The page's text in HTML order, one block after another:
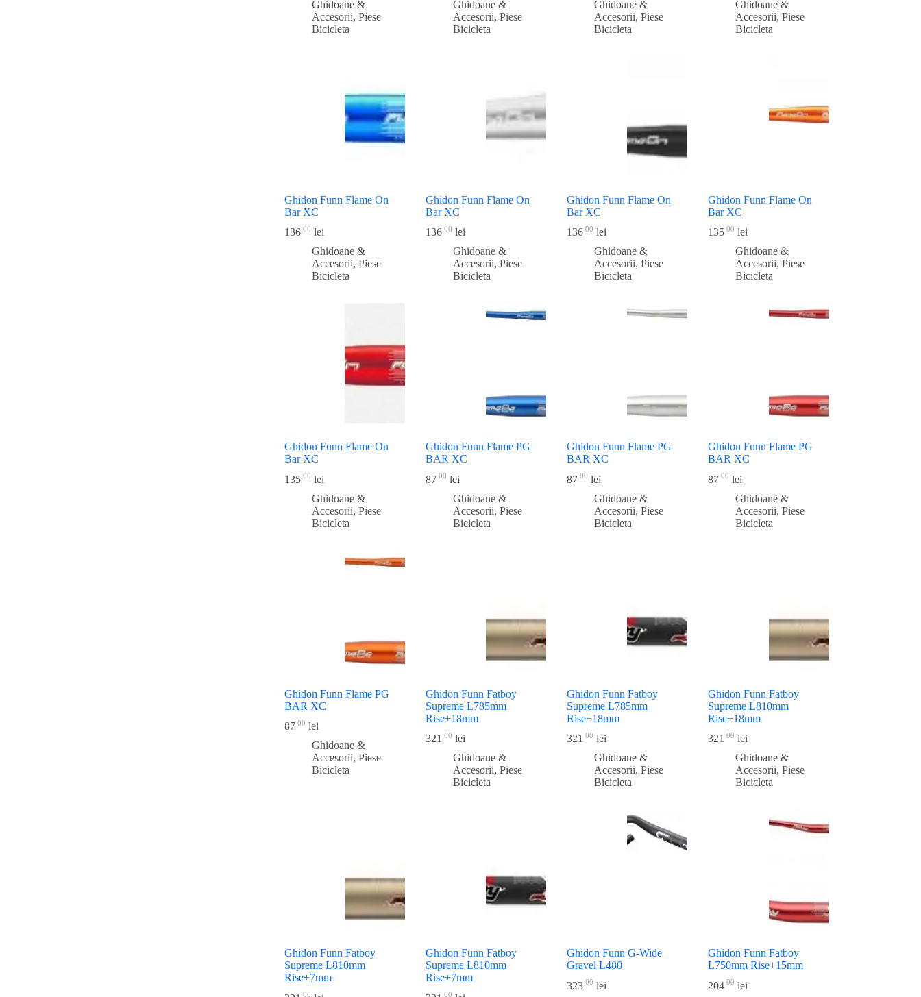
Ghidoane &
Accesorii, Piese
Bicicleta
Ghidoane &
Accesorii,Piese
Bicicleta
Ghidoane &
Accesorii,Piese
Bicicleta
Ghidoane &
Accesorii,Piese
Bicicleta
Ghidon Funn Flame On
Bar XC
136 00 lei
Ghidoane &
Accesorii, Piese
Bicicleta
Ghidon Funn Flame On
Bar XC
136 00 lei
Ghidoane &
Accesorii,Piese
Bicicleta
Ghidon Funn Flame On
Bar XC
136 00 lei
Ghidoane &
Accesorii,Piese
Bicicleta
Ghidon Funn Flame On
Bar XC
135 00 lei
Ghidoane &
Accesorii,Piese
Bicicleta
Ghidon Funn Flame On
Bar XC
135 00 lei
Ghidoane &
Accesorii, Piese
Bicicleta
Ghidon Funn Flame PG
BAR XC
87 00 lei
Ghidoane &
Accesorii,Piese
Bicicleta
Ghidon Funn Flame PG
BAR XC
87 00 lei
Ghidoane &
Accesorii,Piese
Bicicleta
Ghidon Funn Flame PG
BAR XC
87 00 lei
Ghidoane &
Accesorii,Piese
Bicicleta
Ghidon Funn Flame PG
BAR XC
8700 lei
Ghidoane &
Accesorii, Piese
Bicicleta
Ghidon Funn Fatboy
Supreme L785mm
Rise+18mm
321 00 lei
Ghidoane &
Accesorii,Piese
Bicicleta
Ghidon Funn Fatboy
Supreme L785mm
Rise+18mm
321 00 lei
Ghidoane &
Accesorii,Piese
Bicicleta
Ghidon Funn Fatboy
Supreme L810mm
Rise+18mm
321 00 lei
Ghidoane &
Accesorii,Piese
Bicicleta
Ghidon Funn Fatboy
Supreme L810mm
Rise+7mm
00
Ghidon Funn Fatboy
Supreme L810mm
Rise+7mm
00
Ghidon Funn G-Wide
Gravel L480
323 00 lei
Ghidon Funn Fatboy
L750mm Rise+15mm
204 00 lei